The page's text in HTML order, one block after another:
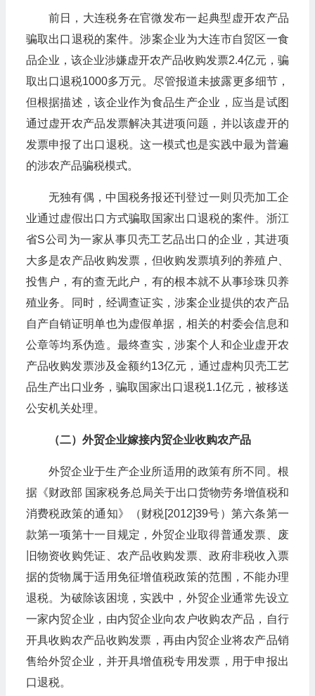
前日，大连税务在官微发布一起典型虚开农产品
骗取出口退税的案件。涉案企业为大连市自贸区一食
品企业，该企业涉嫌虚开农产品收购发票2.4亿元，骗
取出口退税1000多万元。尽管报道未披露更多细节，
但根据描述，该企业作为食品生产企业，应当是试图
通过虚开农产品发票解决其进项问题，并以该虚开的
发票申报了出口退税。这一模式也是实践中最为普遍
的涉农产品骗税模式。
无独有偶，中国税务报还刊登过一则贝壳加工企
业通过虚假出口方式骗取国家出口退税的案件。浙江
省S公司为一家从事贝壳工艺品出口的企业，其进项
大多是农产品收购发票，但收购发票填列的养殖户、
投售户，有的查无此户，有的根本就不从事珍珠贝养
殖业务。同时，经调查证实，涉案企业提供的农产品
自产自销证明单也为虚假单据，相关的村委会信息和
公章等均系伪造。最终查实，涉案个人和企业虚开农
产品收购发票涉及金额约13亿元，通过虚构贝壳工艺
品生产出口业务，骗取国家出口退税1.1亿元，被移送
公安机关处理。
（二）外贸企业嫁接内贸企业收购农产品
外贸企业于生产企业所适用的政策有所不同。根
据《财政部 国家税务总局关于出口货物劳务增值税和
消费税政策的通知》（财税[2012]39号）第六条第一
款第一项第十一目规定，外贸企业取得普通发票、废
旧物资收购凭证、农产品收购发票、政府非税收入票
据的货物属于适用免征增值税政策的范围，不能办理
退税。为破除该困境，实践中，外贸企业通常先设立
一家内贸企业，由内贸企业向农户收购农产品，自行
开具收购农产品收购发票，再由内贸企业将农产品销
售给外贸企业，并开具增值税专用发票，用于申报出
口退税。